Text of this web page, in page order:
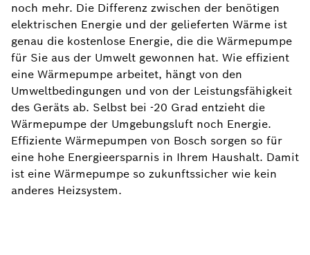
noch mehr. Die Differenz zwischen der benötigen
elektrischen Energie und der gelieferten Wärme ist
genau die kostenlose Energie, die die Wärmepumpe
für Sie aus der Umwelt gewonnen hat. Wie effizient
eine Wärmepumpe arbeitet, hängt von den
Umweltbedingungen und von der Leistungsfähigkeit
des Geräts ab. Selbst bei -20 Grad entzieht die
Wärmepumpe der Umgebungsluft noch Energie.
Effiziente Wärmepumpen von Bosch sorgen so für
eine hohe Energieersparnis in Ihrem Haushalt. Damit
ist eine Wärmepumpe so zukunftssicher wie kein
anderes Heizsystem.